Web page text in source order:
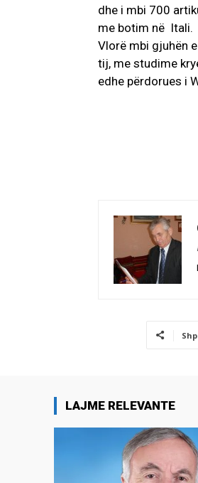
dhe i mbi 700
me botim në Itali.
Vlorë mbi gjuhën
tij, me studime
edhe përdorues i
LAJME RELEVANTE